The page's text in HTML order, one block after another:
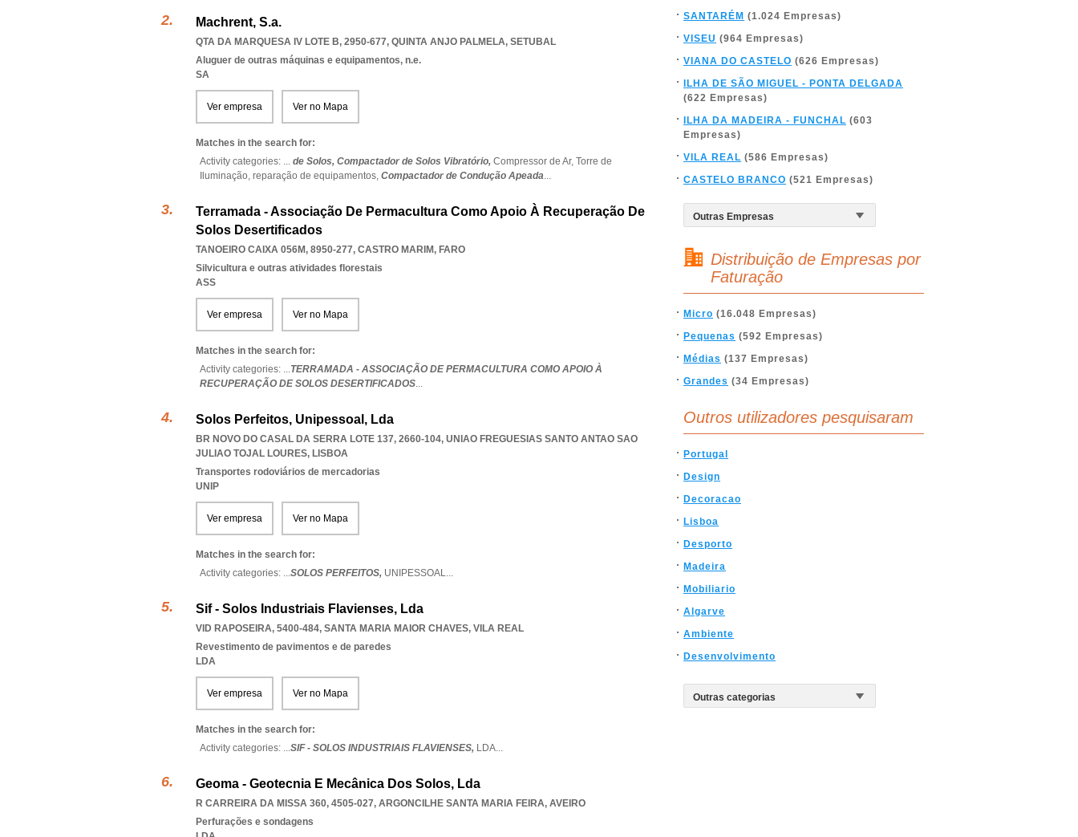
Machrent, S.a.
QTA DA MARQUESA IV LOTE B, 2950-677, QUINTA ANJO PALMELA, SETUBAL
Aluguer de outras máquinas e equipamentos, n.e.
SA
Ver empresa Ver no Mapa
Matches in the search for:
Activity categories: ... de Solos, Compactador de Solos Vibratório, Compressor de Ar, Torre de
Iluminação, reparação de equipamentos, Compactador de Condução Apeada...
Terramada - Associação De Permacultura Como Apoio À Recuperação De
Solos Desertificados
TANOEIRO CAIXA 056M, 8950-277, CASTRO MARIM, FARO
Silvicultura e outras atividades florestais
ASS
Ver empresa Ver no Mapa
Matches in the search for:
Activity categories: ...TERRAMADA - ASSOCIAÇÃO DE PERMACULTURA COMO APOIO À
RECUPERAÇÃO DE SOLOS DESERTIFICADOS...
Solos Perfeitos, Unipessoal, Lda
BR NOVO DO CASAL DA SERRA LOTE 137, 2660-104, UNIAO FREGUESIAS SANTO ANTAO SAO
JULIAO TOJAL LOURES, LISBOA
Transportes rodoviários de mercadorias
UNIP
Ver empresa Ver no Mapa
Matches in the search for:
Activity categories: ...SOLOS PERFEITOS, UNIPESSOAL...
Sif - Solos Industriais Flavienses, Lda
VID RAPOSEIRA, 5400-484, SANTA MARIA MAIOR CHAVES, VILA REAL
Revestimento de pavimentos e de paredes
LDA
Ver empresa Ver no Mapa
Matches in the search for:
Activity categories: ...SIF - SOLOS INDUSTRIAIS FLAVIENSES, LDA...
Geoma - Geotecnia E Mecânica Dos Solos, Lda
R CARREIRA DA MISSA 360, 4505-027, ARGONCILHE SANTA MARIA FEIRA, AVEIRO
Perfurações e sondagens
SANTARÉM (1.024 Empresas)
VISEU (964 Empresas)
VIANA DO CASTELO (626 Empresas)
ILHA DE SÃO MIGUEL - PONTA DELGADA
(622 Empresas)
ILHA DA MADEIRA - FUNCHAL (603
Empresas)
VILA REAL (586 Empresas)
CASTELO BRANCO (521 Empresas)
Distribuição de Empresas por
Faturação
Micro (16.048 Empresas)
Pequenas (592 Empresas)
Médias (137 Empresas)
Grandes (34 Empresas)
Outros utilizadores pesquisaram
Portugal
Design
Decoracao
Lisboa
Desporto
Madeira
Mobiliario
Algarve
Ambiente
Desenvolvimento